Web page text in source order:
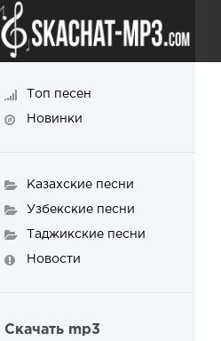
Топ песен
Новинки
Казахские песни
Узбекские песни
Таджикские песни
Новости
Скачать mp3